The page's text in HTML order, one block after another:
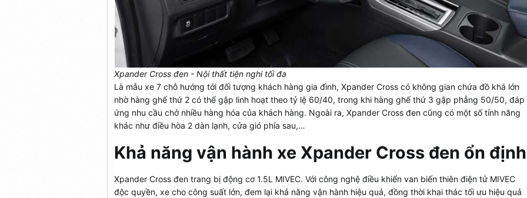
Xpander Cross đen - Nội thất tiện nghi tối đa
Là mẫu xe 7 chỗ hướng tới đối tượng khách hàng gia đình, Xpander Cross có không gian chứa đồ khá lớn
nhờ hàng ghế thứ 2 có thể gập linh hoạt theo tỷ lệ 60/40, trong khi hàng ghế thứ 3 gập phẳng 50/50, đáp
ứng nhu cầu chở nhiều hàng hóa của khách hàng. Ngoài ra, Xpander Cross đen cũng có một số tính năng
khác như điều hòa 2 dàn lạnh, cửa gió phía sau,…
Khả năng vận hành xe Xpander Cross đen ổn định
Xpander Cross đen trang bị động cơ 1.5L MIVEC. Với công nghệ điều khiển van biến thiên điện tử MIVEC
độc quyền, xe cho công suất lớn, đem lại khả năng vận hành hiệu quả, đồng thời khai thác tối ưu hiệu quả